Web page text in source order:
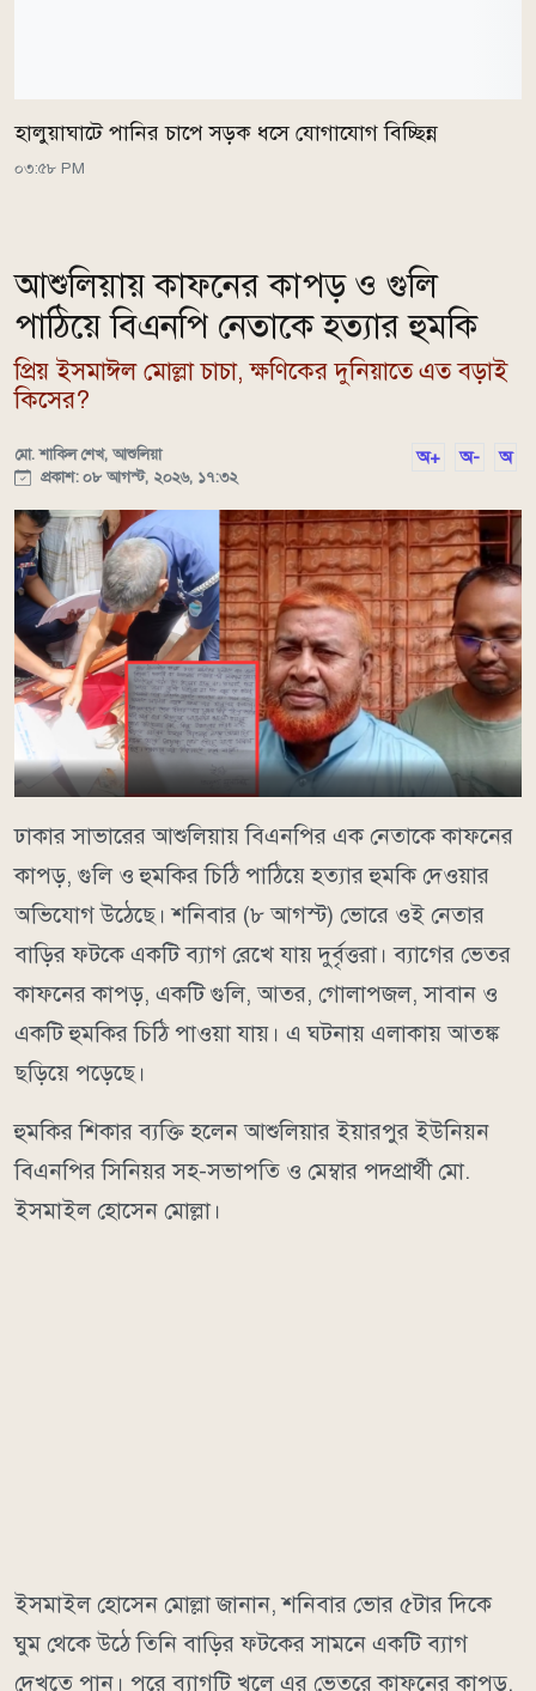
হালুয়াঘাটে পানির চাপে সড়ক ধসে যোগাযোগ বিচ্ছিন্ন
০৩:৫৮ PM
আশুলিয়ায় কাফনের কাপড় ও গুলি
পাঠিয়ে বিএনপি নেতাকে হত্যার হুমকি
প্রিয় ইসমাঈল মোল্লা চাচা, ক্ষণিকের দুনিয়াতে এত বড়াই
কিসের?
মো. শাকিল শেখ, আশুলিয়া
প্রকাশ: ০৮ আগস্ট, ২০২৬, ১৭:৩২
অ+ অ- অ
ঢাকার সাভারের আশুলিয়ায় বিএনপির এক নেতাকে কাফনের
কাপড়, গুলি ও হুমকির চিঠি পাঠিয়ে হত্যার হুমকি দেওয়ার
অভিযোগ উঠেছে। শনিবার (৮ আগস্ট) ভোরে ওই নেতার
বাড়ির ফটকে একটি ব্যাগ রেখে যায় দুর্বৃত্তরা। ব্যাগের ভেতর
কাফনের কাপড়, একটি গুলি, আতর, গোলাপজল, সাবান ও
একটি হুমকির চিঠি পাওয়া যায়। এ ঘটনায় এলাকায় আতঙ্ক
ছড়িয়ে পড়েছে।
হুমকির শিকার ব্যক্তি হলেন আশুলিয়ার ইয়ারপুর ইউনিয়ন
বিএনপির সিনিয়র সহ-সভাপতি ও মেম্বার পদপ্রার্থী মো.
ইসমাইল হোসেন মোল্লা।
ইসমাইল হোসেন মোল্লা জানান, শনিবার ভোর ৫টার দিকে
ঘুম থেকে উঠে তিনি বাড়ির ফটকের সামনে একটি ব্যাগ
দেখতে পান। পরে ব্যাগটি খুলে এর ভেতরে কাফনের কাপড়,